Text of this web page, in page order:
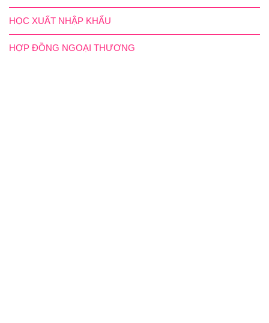
HỌC XUẤT NHẬP KHẨU
HỢP ĐỒNG NGOẠI THƯƠNG